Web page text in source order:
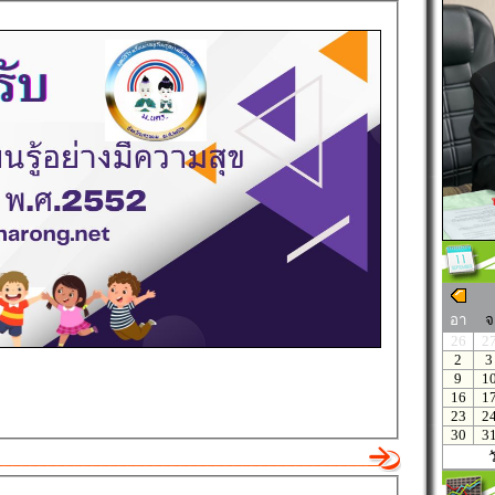
อา
จ
26
2
3
9
16
23
30